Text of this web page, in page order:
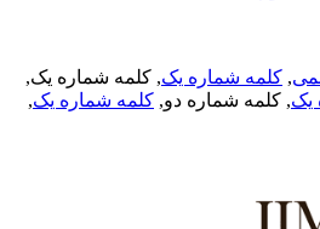
, کلمه شماره یک, کلمه شماره یک,
, کلمه شماره دو,کلمه شماره یک,